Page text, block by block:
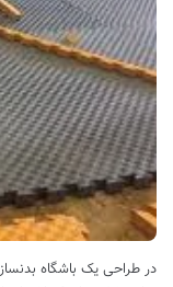
در طراحی یک باشگاه